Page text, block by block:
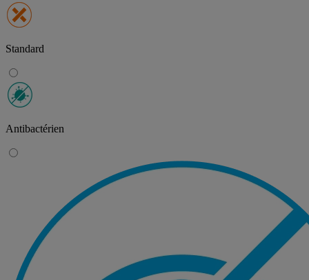
Standard
Antibactérien